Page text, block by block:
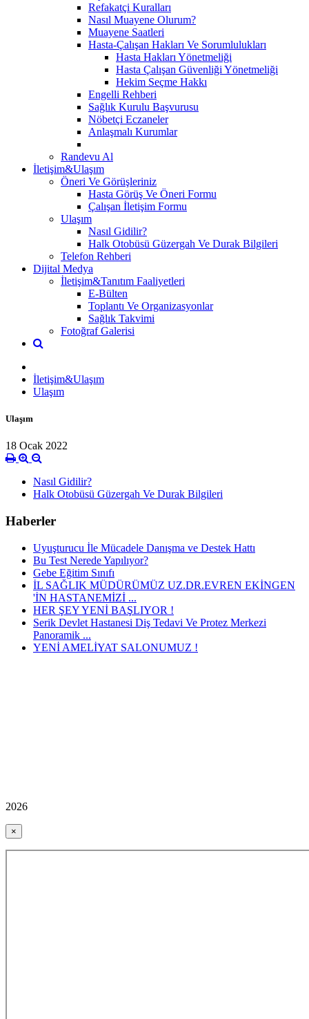
Refakatçi Kuralları
Nasıl Muayene Olurum?
Muayene Saatleri
Hasta-Çalışan Hakları Ve Sorumlulukları
Hasta Hakları Yönetmeliği
Hasta Çalışan Güvenliği Yönetmeliği
Hekim Seçme Hakkı
Engelli Rehberi
Sağlık Kurulu Başvurusu
Nöbetçi Eczaneler
Anlaşmalı Kurumlar
Randevu Al
İletişim&Ulaşım
Öneri Ve Görüşleriniz
Hasta Görüş Ve Öneri Formu
Çalışan İletişim Formu
Ulaşım
Nasıl Gidilir?
Halk Otobüsü Güzergah Ve Durak Bilgileri
Telefon Rehberi
Dijital Medya
İletişim&Tanıtım Faaliyetleri
E-Bülten
Toplantı Ve Organizasyonlar
Sağlık Takvimi
Fotoğraf Galerisi
İletişim&Ulaşım
Ulaşım
Ulaşım
18 Ocak 2022
Nasıl Gidilir?
Halk Otobüsü Güzergah Ve Durak Bilgileri
Haberler
Uyuşturucu İle Mücadele Danışma ve Destek Hattı
Bu Test Nerede Yapılıyor?
Gebe Eğitim Sınıfı
İL SAĞLIK MÜDÜRÜMÜZ UZ.DR.EVREN EKİNGEN
'İN HASTANEMİZİ ...
HER ŞEY YENİ BAŞLIYOR !
Serik Devlet Hastanesi Diş Tedavi Ve Protez Merkezi
Panoramik ...
YENİ AMELİYAT SALONUMUZ !
2026
×